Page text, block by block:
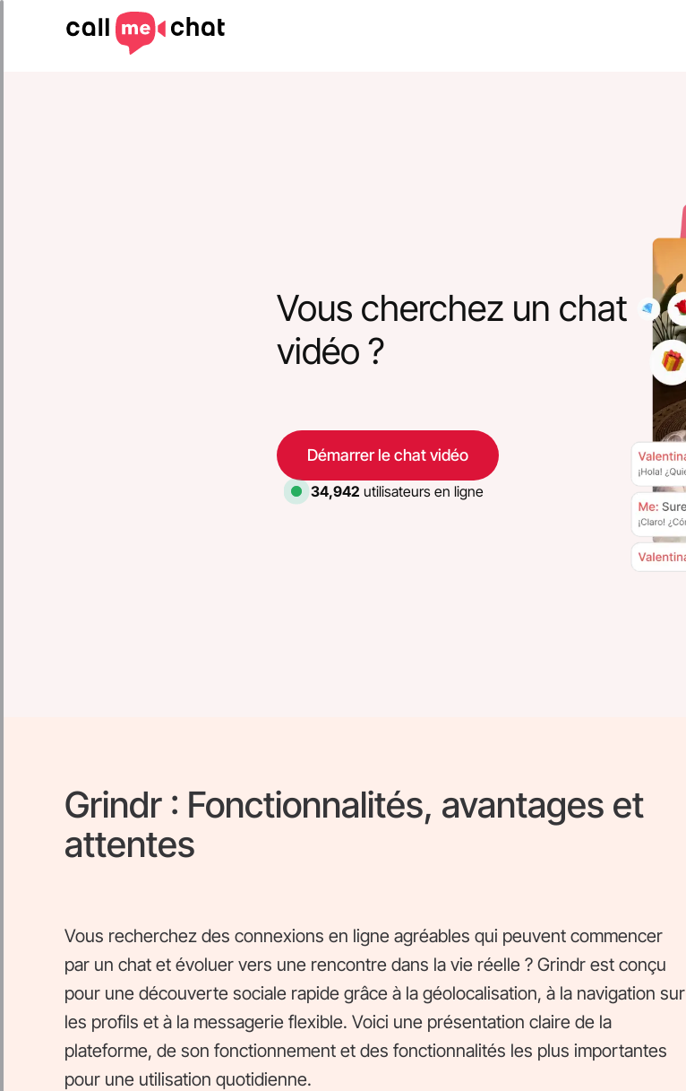
Vous cherchez un chat
vidéo ?
Démarrer le chat vidéo
34,942 utilisateurs en ligne
Grindr : Fonctionnalités, avantages et
attentes
Vous recherchez des connexions en ligne agréables qui peuvent commencer
par un chat et évoluer vers une rencontre dans la vie réelle ? Grindr est conçu
pour une découverte sociale rapide grâce à la géolocalisation, à la navigation sur
les profils et à la messagerie flexible. Voici une présentation claire de la
plateforme, de son fonctionnement et des fonctionnalités les plus importantes
pour une utilisation quotidienne.